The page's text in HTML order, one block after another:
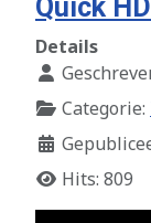
Quick
Details
Categorie:
Hits: 809